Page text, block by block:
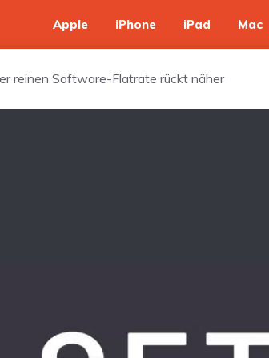
Apple iPhone iPad Mac
reinen Software-Flatrate rückt näher